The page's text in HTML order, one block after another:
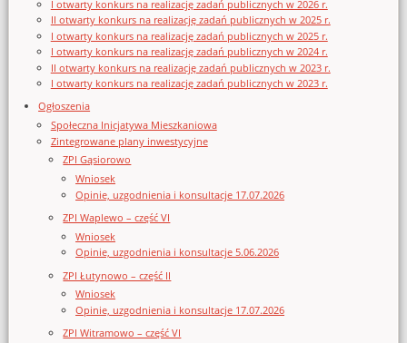
I otwarty konkurs na realizację zadań publicznych w 2026 r.
II otwarty konkurs na realizację zadań publicznych w 2025 r.
I otwarty konkurs na realizację zadań publicznych w 2025 r.
I otwarty konkurs na realizację zadań publicznych w 2024 r.
II otwarty konkurs na realizację zadań publicznych w 2023 r.
I otwarty konkurs na realizację zadań publicznych w 2023 r.
Ogłoszenia
Społeczna Inicjatywa Mieszkaniowa
Zintegrowane plany inwestycyjne
ZPI Gąsiorowo
Wniosek
Opinie, uzgodnienia i konsultacje 17.07.2026
ZPI Waplewo – część VI
Wniosek
Opinie, uzgodnienia i konsultacje 5.06.2026
ZPI Łutynowo – część II
Wniosek
Opinie, uzgodnienia i konsultacje 17.07.2026
ZPI Witramowo – część VI